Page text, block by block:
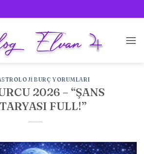
BURÇ YORUMLARI
2026 – “ŞANS
FULL!”